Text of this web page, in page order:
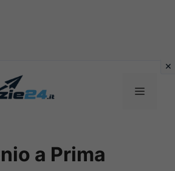
MENU
a Prima